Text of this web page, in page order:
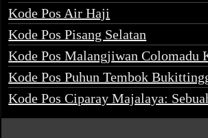
Kode Pos Air Haji
Kode Pos Pisang Selatan
Kode Pos Malangjiwan Colomadu
Kode Pos Puhun Tembok
Kode Pos Ciparay Majalaya: